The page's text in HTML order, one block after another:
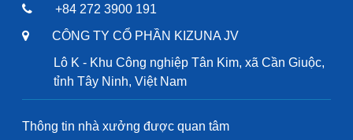
+84 272 3900 191
CÔNG TY CỔ PHẦN KIZUNA JV
Lô K - Khu Công nghiệp Tân Kim, xã Cần Giuộc,
tỉnh Tây Ninh, Việt Nam
Thông tin nhà xưởng được quan tâm